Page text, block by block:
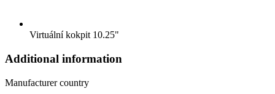
Virtuální kokpit 10.25"
Additional information
Manufacturer country